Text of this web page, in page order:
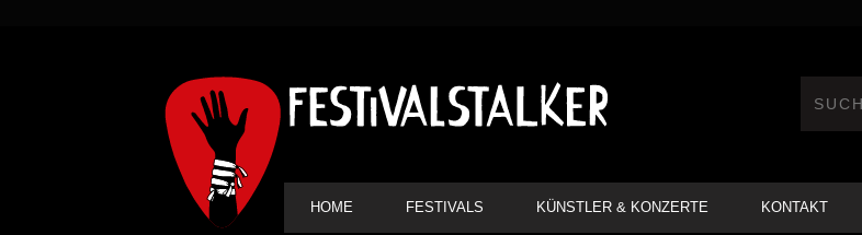
HAUPT-
NAVIGATION
HOME FESTIVALS KÜNSTLER & KONZERTE KONTAKT